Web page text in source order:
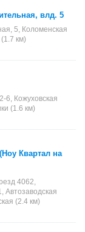
влд. 5
5, Коломенская
км)
6, Кожуховская
(1.6 км)
Квартал на
4062,
Автозаводская
(2.4 км)